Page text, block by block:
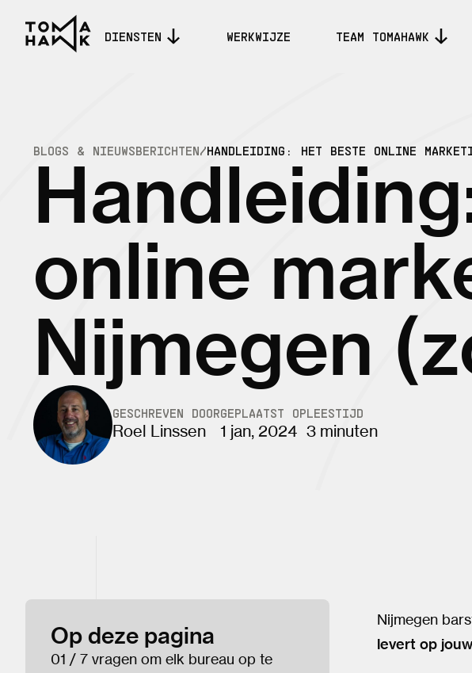
DIENSTEN WERKWIJZE TEAM TOMAHAWK
BLOGS & NIEUWSBERICHTEN/HANDLEIDING: HET BESTE ONLINE
online
Nijmegen
GESCHREVEN DOOR
Roel Linssen
GEPLAATST OP
1 jan, 2024
LEESTIJD
3 minuten
Op deze pagina
01 / 7 vragen om elk bureau op te
Nijmegen
levert op